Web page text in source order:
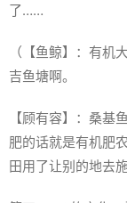
了……
（【鱼鲸】：有机
吉鱼塘啊。
【顾有容】：桑
肥的话就是有机肥
田用了让别的地去